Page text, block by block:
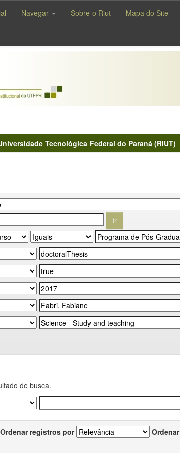
Navegar Sobre o Riut Mapa do Site
Tecnológica Federal do Paraná (RIUT)
de busca.
Ordenar registros por Ordenar